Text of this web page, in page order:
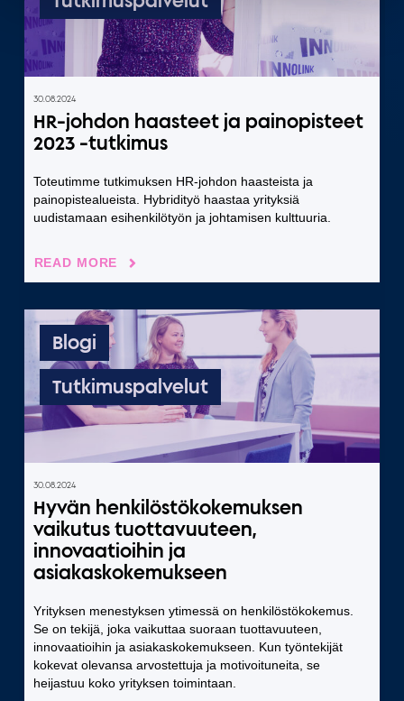
30.08.2024
HR-johdon haasteet ja painopisteet
2023 -tutkimus
Toteutimme tutkimuksen HR-johdon haasteista ja
painopistealueista. Hybridityö haastaa yrityksiä
uudistamaan esihenkilötyön ja johtamisen kulttuuria.
READ MORE
Blogi
Tutkimuspalvelut
30.08.2024
Hyvän henkilöstökokemuksen
vaikutus tuottavuuteen,
innovaatioihin ja
asiakaskokemukseen
Yrityksen menestyksen ytimessä on henkilöstökokemus.
Se on tekijä, joka vaikuttaa suoraan tuottavuuteen,
innovaatioihin ja asiakaskokemukseen. Kun työntekijät
kokevat olevansa arvostettuja ja motivoituneita, se
heijastuu koko yrityksen toimintaan.